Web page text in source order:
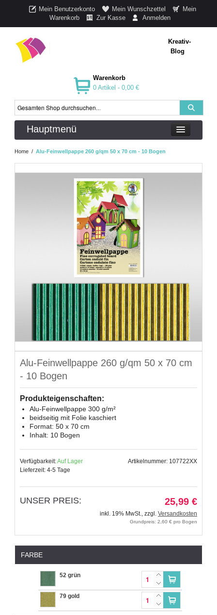
Mein Benutzerkonto Mein Wunschzettel
Mein
Warenkorb
Zur Kasse Anmelden
Kreativ-
Blog
Warenkorb
0 Artikel - 0,00 €
Hauptmenü
Home / Alu-Feinwellpappe 260 g/qm 50 x 70 cm - 10 Bogen
Alu-Feinwellpappe 260 g/qm 50 x 70 cm
- 10 Bogen
Produkteigenschaften:
Alu-Feinwellpappe 300 g/m²
beidseitig mit Folie kaschiert
Format: 50 x 70 cm
Inhalt: 10 Bogen
Verfügbarkeit:Auf Lager
Lieferzeit: 4-5 Tage
Artikelnummer: 107722XX
UNSER PREIS: 25,99 €
inkl. 19% MwSt., zzgl. Versandkosten
Grundpreis: 2,60 € pro Bogen
FARBE
52 grün
79 gold